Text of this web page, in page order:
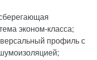
эконом-класса;
профиль с